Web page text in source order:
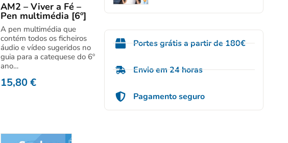
AM2 – Viver a Fé –
Pen multimédia [6º]
A pen multimédia que
contém todos os ficheiros
áudio e vídeo sugeridos no
guia para a catequese do 6º
ano…
15,80€
Portes grátis a partir de 180€
Envio em 24 horas
Pagamento seguro